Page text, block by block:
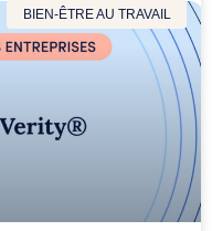
BIEN-ÊTRE AU TRAVAIL